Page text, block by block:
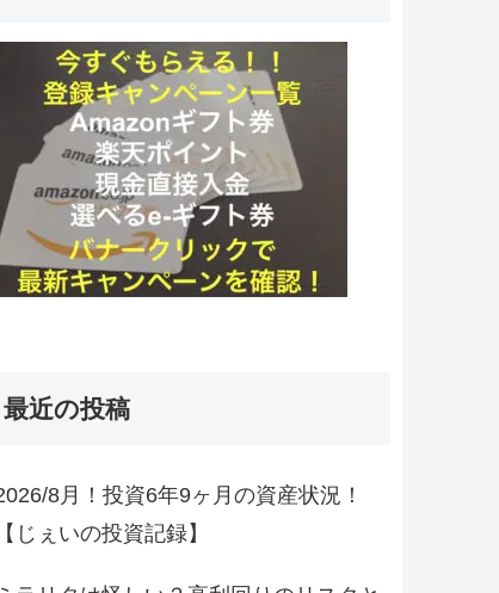
最近の投稿
8月！投資6年9ヶ月の資産状況！
【じぇいの投資記録】